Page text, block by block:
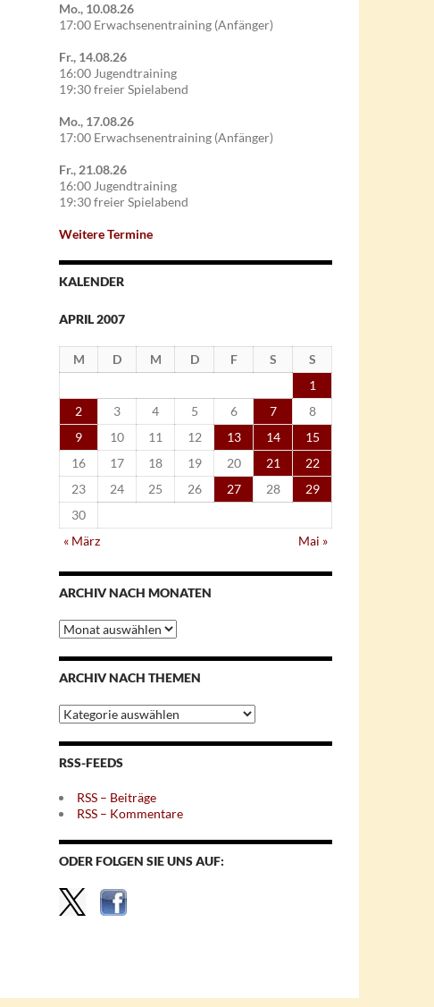
Mo., 10.08.26
17:00 Erwachsenentraining (Anfänger)
Fr., 14.08.26
16:00 Jugendtraining
19:30 freier Spielabend
Mo., 17.08.26
17:00 Erwachsenentraining (Anfänger)
Fr., 21.08.26
16:00 Jugendtraining
19:30 freier Spielabend
Weitere Termine
KALENDER
APRIL 2007
M D M D F S
S
1
2
3 4 5 6 7
8
9
10 11 12 13 14
15
16
17 18 19 20 21
22
23
24 25 26 27 28
29
30
« März
Mai »
ARCHIV NACH MONATEN
Archiv
nach
Monaten
ARCHIV NACH THEMEN
Archiv
nach
Themen
RSS-FEEDS
RSS – Beiträge
RSS – Kommentare
ODER FOLGEN SIE UNS AUF: